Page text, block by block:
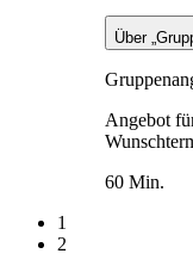
Über
Angebot
60 Min.
1
2